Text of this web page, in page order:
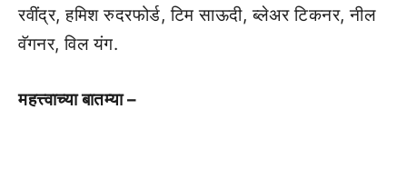
रवींद्र, हमिश रुदरफोर्ड, टिम साऊदी, ब्लेअर टिकनर, नील
वॅगनर, विल यंग.
महत्त्वाच्या बातम्या –